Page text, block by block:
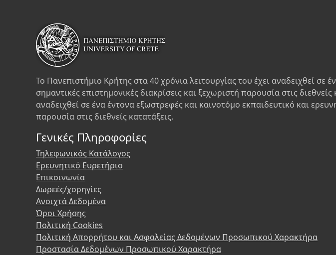
Το Πανεπιστήμιο Κρήτης στα 40 χρόνια λειτουργίας του έχει αναδειχθεί
σημαντικές επιστημονικές διακρίσεις και ξεχωριστή παρουσία στις
αναδειχθεί σε ένα έντονα εξωστρεφές και καινοτόμο εκπαιδευτικό και
παρουσία στις διεθνείς κατατάξεις.
Γενικές Πληροφορίες
Τηλεφωνικός Κατάλογος
Ερευνητικό Ευρετήριο
Επικοινωνία
Δωρεές/χορηγίες
Ανοιχτά Δεδομένα
Όροι Χρήσης
Πολιτική Cookies
Πολιτική Απορρήτου και Ασφαλείας Δεδομένων Προσωπικού Χαρακτήρα
Προστασία Δεδομένων Προσωπικού Χαρακτήρα